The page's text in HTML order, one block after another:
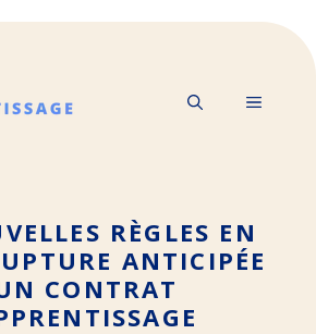
MENU
RÈGLES EN
ANTICIPÉE
CONTRAT